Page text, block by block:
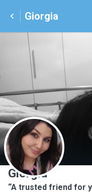
Giorgia
G
Giorgia
“A trusted friend for